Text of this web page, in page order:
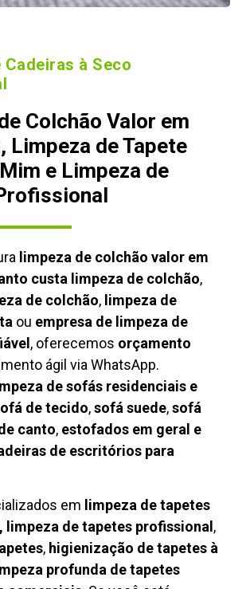
Cadeiras à Seco
Colchão Valor em
Limpeza de Tapete
e Limpeza de
limpeza de colchão valor em
custa limpeza de colchão,
de colchão, limpeza de
ou empresa de limpeza de
, oferecemos orçamento
ágil via WhatsApp.
desofás residenciais e
de tecido,sofá suede,sofá
canto, estofados em geral e
de escritórios para
em limpeza de tapetes
limpeza de tapetes profissional ,
, higienização de tapetes à
profunda de tapetes